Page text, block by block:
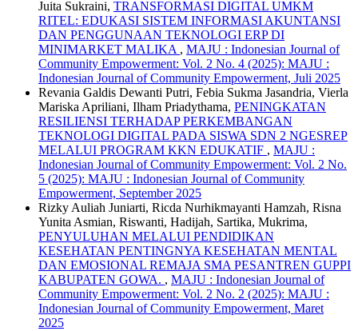
Juita Sukraini, TRANSFORMASI DIGITAL UMKM
RITEL: EDUKASI SISTEM INFORMASI AKUNTANSI
DAN PENGGUNAAN TEKNOLOGI ERP DI
MINIMARKET MALIKA , MAJU : Indonesian Journal of
Community Empowerment: Vol. 2 No. 4 (2025): MAJU :
Indonesian Journal of Community Empowerment, Juli 2025
Revania Galdis Dewanti Putri, Febia Sukma Jasandria, Vierla
Mariska Apriliani, Ilham Priadythama, PENINGKATAN
RESILIENSI TERHADAP PERKEMBANGAN
TEKNOLOGI DIGITAL PADA SISWA SDN 2 NGESREP
MELALUI PROGRAM KKN EDUKATIF , MAJU :
Indonesian Journal of Community Empowerment: Vol. 2 No.
5 (2025): MAJU : Indonesian Journal of Community
Empowerment, September 2025
Rizky Auliah Juniarti, Ricda Nurhikmayanti Hamzah, Risna
Yunita Asmian, Riswanti, Hadijah, Sartika, Mukrima,
PENYULUHAN MELALUI PENDIDIKAN
KESEHATAN PENTINGNYA KESEHATAN MENTAL
DAN EMOSIONAL REMAJA SMA PESANTREN GUPPI
KABUPATEN GOWA. , MAJU : Indonesian Journal of
Community Empowerment: Vol. 2 No. 2 (2025): MAJU :
Indonesian Journal of Community Empowerment, Maret
2025